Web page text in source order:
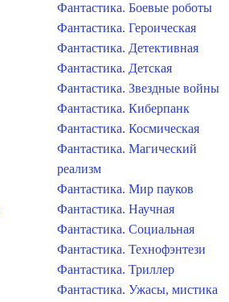
Фантастика. Боевые роботы
Фантастика. Героическая
Фантастика. Детективная
Фантастика. Детская
Фантастика. Звездные войны
Фантастика. Киберпанк
Фантастика. Космическая
Фантастика. Магический
реализм
Фантастика. Мир пауков
Фантастика. Научная
Фантастика. Социальная
Фантастика. Технофэнтези
Фантастика. Триллер
Фантастика. Ужасы, мистика